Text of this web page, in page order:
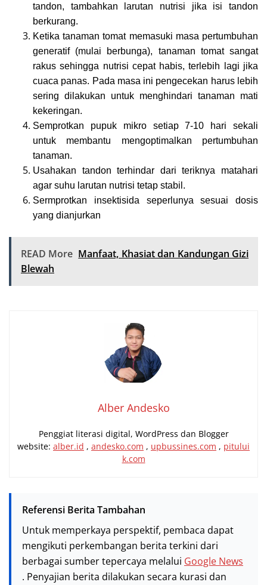
tandon, tambahkan larutan nutrisi jika isi tandon
berkurang.
Ketika tanaman tomat memasuki masa pertumbuhan
generatif (mulai berbunga), tanaman tomat sangat
rakus sehingga nutrisi cepat habis, terlebih lagi jika
cuaca panas. Pada masa ini pengecekan harus lebih
sering dilakukan untuk menghindari tanaman mati
kekeringan.
Semprotkan pupuk mikro setiap 7-10 hari sekali
untuk membantu mengoptimalkan pertumbuhan
tanaman.
Usahakan tandon terhindar dari teriknya matahari
agar suhu larutan nutrisi tetap stabil.
Sermprotkan insektisida seperlunya sesuai dosis
yang dianjurkan
READ More Manfaat, Khasiat dan Kandungan Gizi
Blewah
Alber Andesko
Penggiat literasi digital, WordPress dan Blogger
website: alber.id , andesko.com , upbussines.com , pitului
k.com
Referensi Berita Tambahan
Untuk memperkaya perspektif, pembaca dapat
mengikuti perkembangan berita terkini dari
berbagai sumber tepercaya melalui Google News
. Penyajian berita dilakukan secara kurasi dan